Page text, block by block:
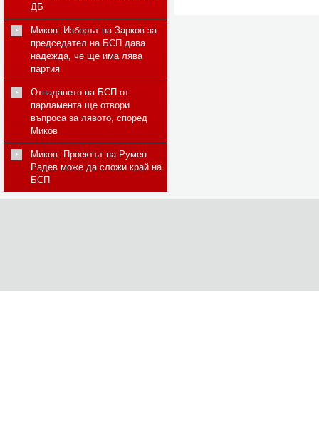
ДБ
Миков: Изборът на Зарков за
председател на БСП дава
надежда, че ще има лява
партия
Отпадането на БСП от
парламента ще отвори
въпроса за лявото, според
Миков
Миков: Проектът на Румен
Радев може да сложи край на
БСП